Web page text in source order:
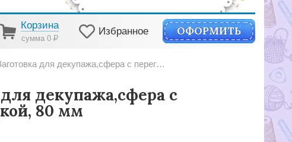
Корзина
сумма 0Р
Избранное ОФОРМИТЬ
для декупажа,сфера с перегородкой, 80 мм
декупажа,сфера с
80 мм